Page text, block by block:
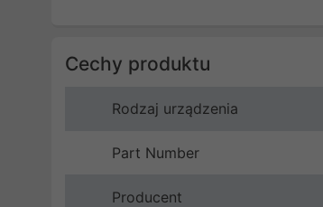
Cechy produktu
Rodzaj urządzenia
Part Number
Producent